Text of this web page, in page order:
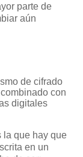
parte de
aún
de cifrado
con
digitales
la que hay que
en un